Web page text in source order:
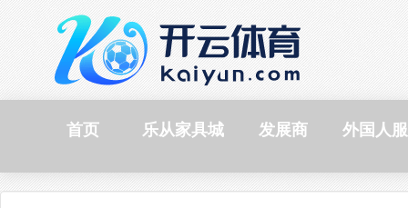
首页 乐从家具城 发展商 外国人